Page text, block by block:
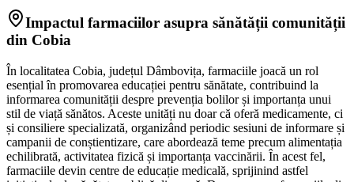
Impactul farmaciilor asupra sănătății comunității
din Cobia
În localitatea Cobia, județul Dâmbovița, farmaciile joacă un rol
esențial în promovarea educației pentru sănătate, contribuind la
informarea comunității despre prevenția bolilor și importanța unui
stil de viață sănătos. Aceste unități nu doar că oferă medicamente, ci
și consiliere specializată, organizând periodic sesiuni de informare și
campanii de conștientizare, care abordează teme precum alimentația
echilibrată, activitatea fizică și importanța vaccinării. În acest fel,
farmaciile devin centre de educație medicală, sprijinind astfel